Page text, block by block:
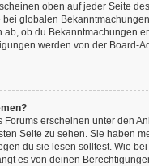
oben auf jeder Seite
globalen
ab, ob du Bekanntmachungen
werden von der Board-
Forums erscheinen unter den
Seite zu sehen. Sie haben
du sie lesen solltest. Wie bei
es von deinen